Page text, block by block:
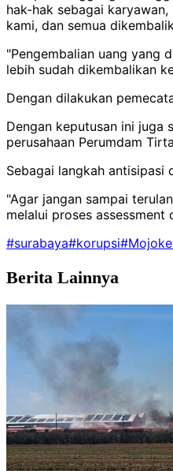
hak-hak sebagai
kami, dan semua
"Pengembalian uang yang
lebih sudah dikembalikan
Dengan dilakukan
Dengan keputusan ini juga
perusahaan Perumdam
Sebagai langkah antisipasi
"Agar jangan sampai
melalui proses
#surabaya#korupsi
Berita Lainnya